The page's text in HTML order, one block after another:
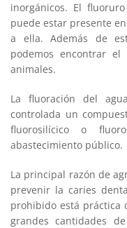
inorgánicos. El
puede estar presente
a ella. Además de
podemos encontrar
animales.
La fluoración del
controlada un
fluorosilícico o
abastecimiento público.
La principal razón de
prevenir la caries
prohibido está práctica
grandes cantidades